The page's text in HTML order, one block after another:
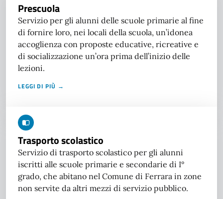
Prescuola
Servizio per gli alunni delle scuole primarie al fine
di fornire loro, nei locali della scuola, un’idonea
accoglienza con proposte educative, ricreative e
di socializzazione un’ora prima dell’inizio delle
lezioni.
LEGGI DI PIÙ →
Trasporto scolastico
Servizio di trasporto scolastico per gli alunni
iscritti alle scuole primarie e secondarie di I°
grado, che abitano nel Comune di Ferrara in zone
non servite da altri mezzi di servizio pubblico.